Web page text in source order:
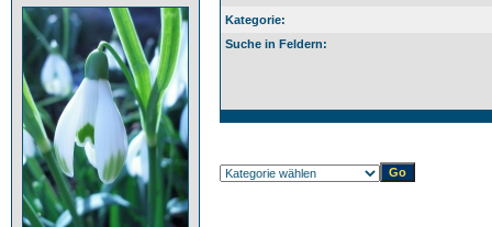
Kategorie:
Suche in Feldern: